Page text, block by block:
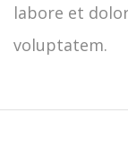
labore et
voluptatem.